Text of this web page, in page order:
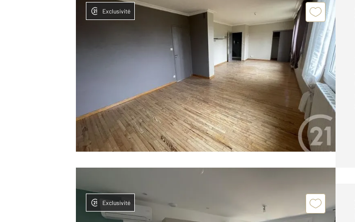
Exclusivité
Exclusivité